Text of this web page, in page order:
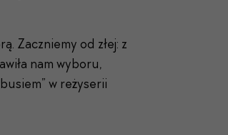
Zaczniemy od złej: z
nam wyboru,
w reżyserii